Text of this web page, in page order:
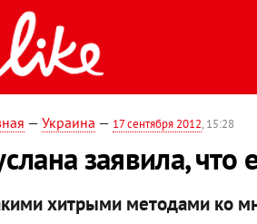
— Украина — 17 сентября 2012, 15:28
заявила,
хитрыми методами ко